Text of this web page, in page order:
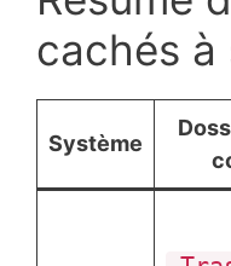
cachés à
Système